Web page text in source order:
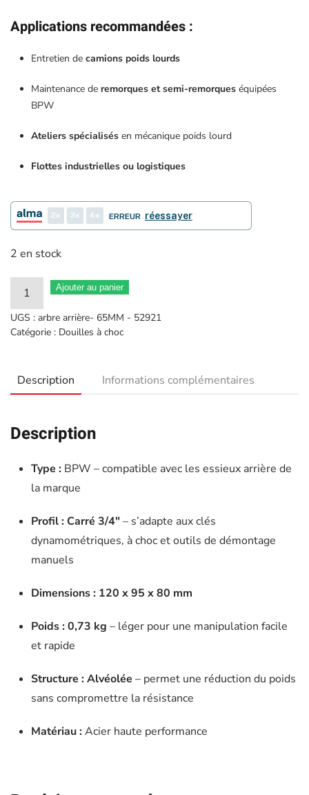
Applications recommandées :
Entretien de camions poids lourds
Maintenance de remorques et semi-remorques équipées
BPW
Ateliers spécialisés en mécanique poids lourd
Flottes industrielles ou logistiques
2 3 4 ERREUR réessayer
2 en stock
quantité
de
Arrière
alveole
65MM
52921
Ajouter au panier
UGS : arbre arrière- 65MM - 52921
Catégorie : Douilles à choc
Description Informations complémentaires
Description
Type : BPW – compatible avec les essieux arrière de
la marque
Profil :Carré 3/4″– s’adapte aux clés
dynamométriques, à choc et outils de démontage
manuels
Dimensions : 120 x 95 x 80 mm
Poids :0,73 kg – léger pour une manipulation facile
et rapide
Structure :Alvéolée – permet une réduction du poids
sans compromettre la résistance
Matériau :Acier haute performance